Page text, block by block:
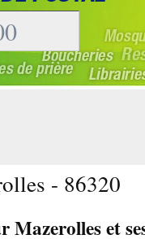
- 86320
Mazerolles et